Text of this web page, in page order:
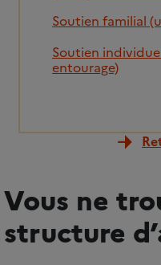
Soutien familial
Soutien
entourage)
Vous ne
structure